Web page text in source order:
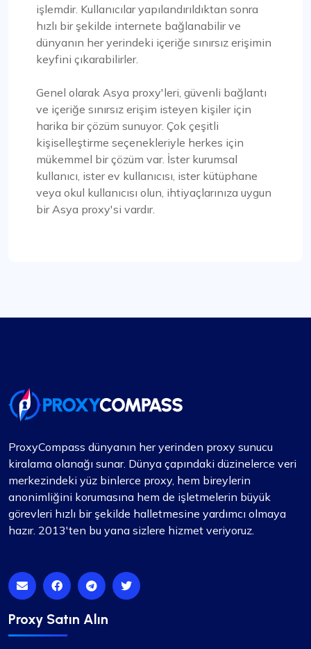
İyi ve ucuz dönen proxy'ler
Proxy Compass, SEO araçları için mükemmel olan
geniş bir proxy yelpazesi sunar. Özellikle
dönenler. Müşteri hizmetleri birinci sınıftır ve her
türlü sorunuza yardımcı olmaya her zaman
Tüm proxy ihtiyaçlarım için iki yıldan fazla bir
fineproxy.de olarak anılıyorlardı). Sürekli
iyileştirmeleri ve güncellemeleri, en yüksek
kalitede hizmet sunma konusundaki
kararlılıklarını göstermektedir.
Ethan Reed
işlemdir. Kullanıcılar yapılandırıldıktan sonra
hızlı bir şekilde internete bağlanabilir ve
dünyanın her yerindeki içeriğe sınırsız erişimin
keyfini çıkarabilirler.
Genel olarak Asya proxy'leri, güvenli bağlantı
ve içeriğe sınırsız erişim isteyen kişiler için
harika bir çözüm sunuyor. Çok çeşitli
kişiselleştirme seçenekleriyle herkes için
mükemmel bir çözüm var. İster kurumsal
kullanıcı, ister ev kullanıcısı, ister kütüphane
veya okul kullanıcısı olun, ihtiyaçlarınıza uygun
bir Asya proxy'si vardır.
ProxyCompass dünyanın her yerinden proxy sunucu
kiralama olanağı sunar. Dünya çapındaki düzinelerce veri
merkezindeki yüz binlerce proxy, hem bireylerin
anonimliğini korumasına hem de işletmelerin büyük
görevleri hızlı bir şekilde halletmesine yardımcı olmaya
hazır. 2013'ten bu yana sizlere hizmet veriyoruz.
Proxy Satın Alın